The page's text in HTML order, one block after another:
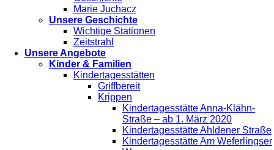
Marie Juchacz
Unsere Geschichte
Wichtige Stationen
Zeitstrahl
Unsere Angebote
Kinder & Familien
Kindertagesstätten
Griffbereit
Krippen
Kindertagesstätte Anna-Klähn-
Straße – ab 1. März 2020
Kindertagesstätte Ahldener Straße
Kindertagesstätte Am Weferlingser